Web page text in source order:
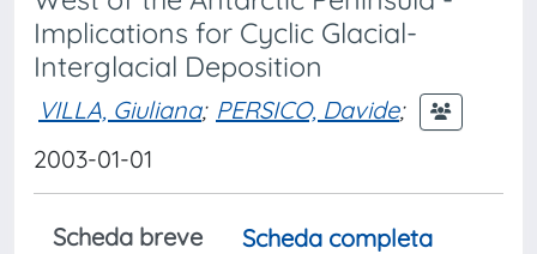
Implications for Cyclic Glacial-
Interglacial Deposition
VILLA, Giuliana; PERSICO, Davide;
2003-01-01
Scheda breve
Scheda completa